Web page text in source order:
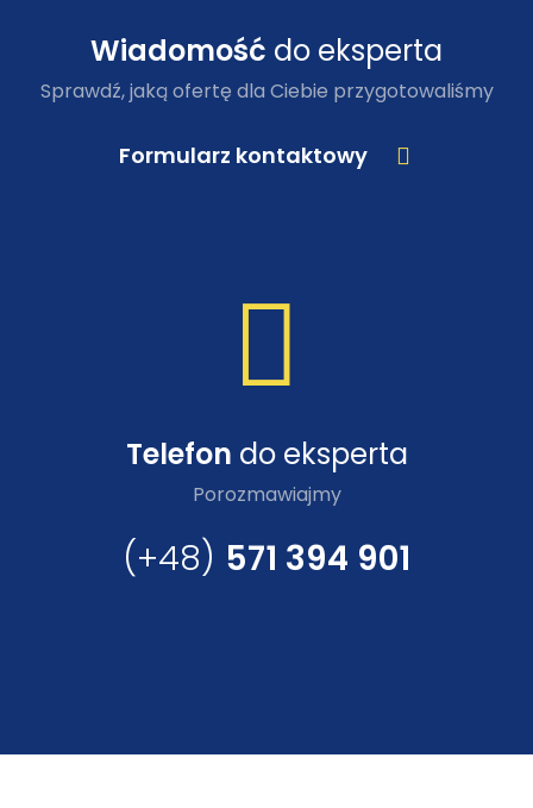
Wiadomość do eksperta
Sprawdź, jaką ofertę dla Ciebie przygotowaliśmy
Formularz kontaktowy
Telefon do eksperta
Porozmawiajmy
(+48) 571 394 901